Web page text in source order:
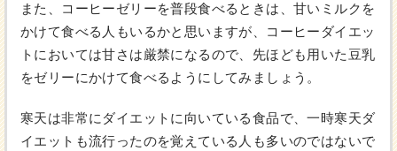
また、コーヒーゼリーを普段食べるときは、甘いミルクを
かけて食べる人もいるかと思いますが、コーヒーダイエッ
トにおいては甘さは厳禁になるので、先ほども用いた豆乳
をゼリーにかけて食べるようにしてみましょう。
寒天は非常にダイエットに向いている食品で、一時寒天ダ
イエットも流行ったのを覚えている人も多いのではないで